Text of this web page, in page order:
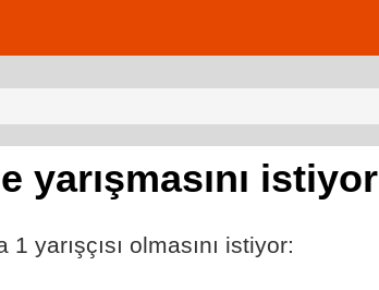
istiyor
yarışçısı olmasını istiyor: